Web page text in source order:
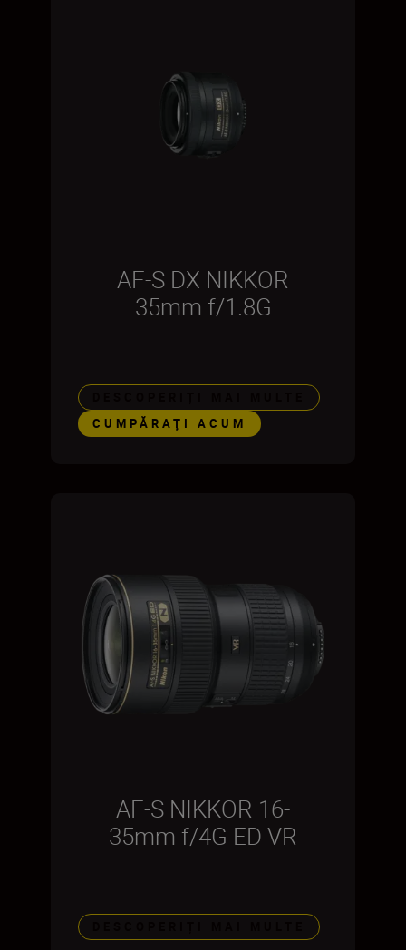
AF-S DX NIKKOR
35mm f/1.8G
CUMPĂRAŢI ACUM
AF-S NIKKOR 16-
35mm f/4G ED VR